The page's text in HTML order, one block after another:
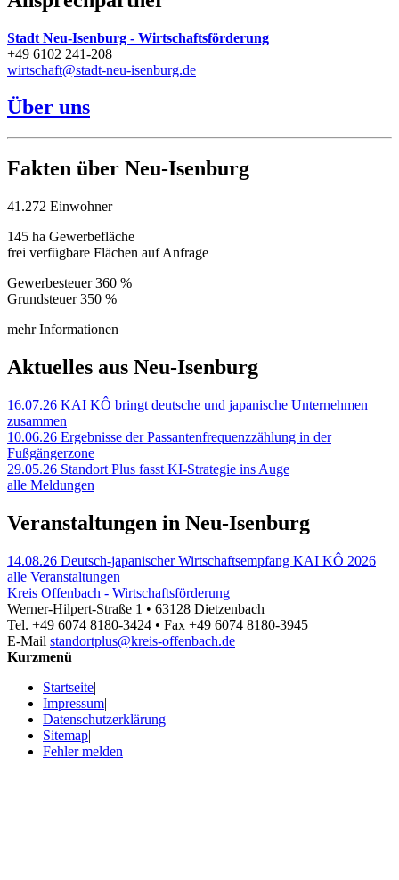
Stadt Neu-Isenburg - Wirtschaftsförderung
+49 6102 241-208
wirtschaft@stadt-neu-isenburg.de
Über uns
Fakten über Neu-Isenburg
41.272 Einwohner
145 ha Gewerbefläche
frei verfügbare Flächen auf Anfrage
Gewerbesteuer 360 %
Grundsteuer 350 %
mehr Informationen
Aktuelles aus Neu-Isenburg
16.07.26 KAI KÔ bringt deutsche und japanische Unternehmen
zusammen
10.06.26 Ergebnisse der Passantenfrequenzzählung in der
Fußgängerzone
29.05.26 Standort Plus fasst KI-Strategie ins Auge
alle Meldungen
Veranstaltungen in Neu-Isenburg
14.08.26 Deutsch-japanischer Wirtschaftsempfang KAI KÔ 2026
alle Veranstaltungen
Kreis Offenbach - Wirtschaftsförderung
Werner-Hilpert-Straße 1 • 63128 Dietzenbach
Tel. +49 6074 8180-3424 • Fax +49 6074 8180-3945
E-Mail standortplus@kreis-offenbach.de
Kurzmenü
Startseite|
Impressum|
Datenschutzerklärung|
Sitemap|
Fehler melden